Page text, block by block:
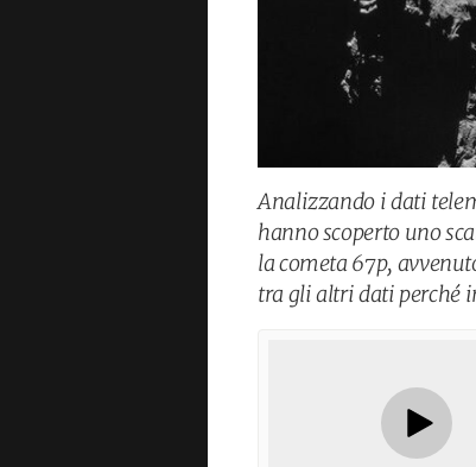
Analizzando i dati
hanno scoperto uno
la cometa 67p,
tra gli altri dati perché